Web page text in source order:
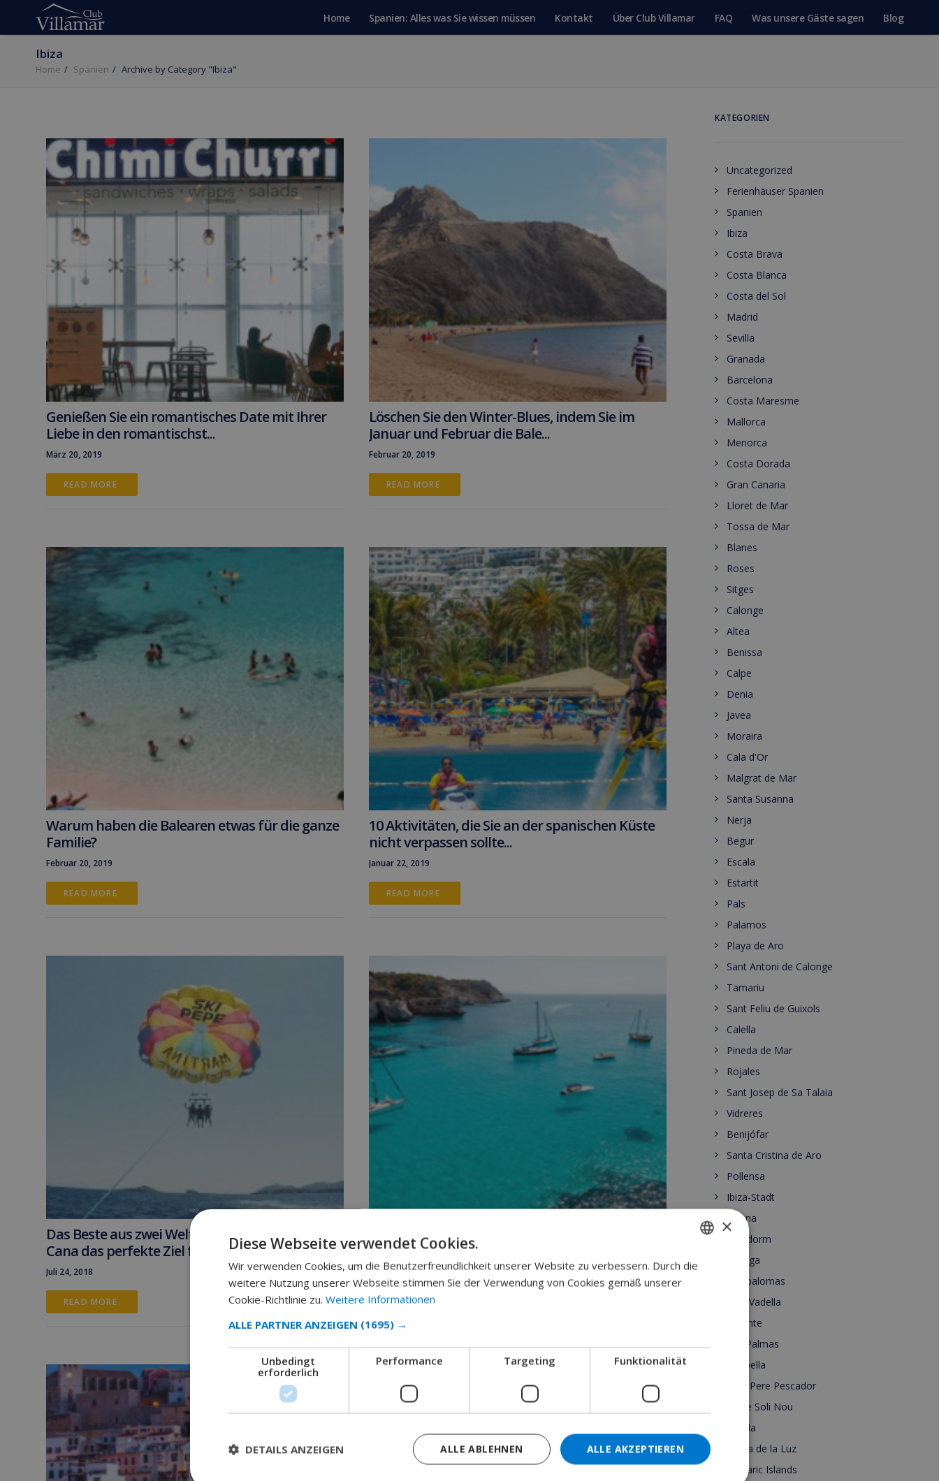
Home Spanien: Alles was Sie wissen müssen Kontakt Über Club Villamar FAQ Was unsere Gäste sagen Blog
Ibiza
Home Spanien Archive by Category "Ibiza"
Genießen Sie ein romantisches Date mit Ihrer
Liebe in den romantischst...
März 20, 2019
READ MORE
Löschen Sie den Winter-Blues, indem Sie im
Januar und Februar die Bale...
Februar 20, 2019
READ MORE
Warum haben die Balearen etwas für die ganze
Familie?
Februar 20, 2019
READ MORE
10 Aktivitäten, die Sie an der spanischen Küste
nicht verpassen sollte...
Januar 22, 2019
READ MORE
Das Beste aus zwei Welten: Warum Ibiza’s Es
Cana das perfekte Ziel für...
Juli 24, 2018
READ MORE
Bevorzugte Balearen als beliebtes Urlaubsziel
März 22, 2018
READ MORE
KATEGORIEN
Uncategorized
Ferienhäuser Spanien
Spanien
Ibiza
Costa Brava
Costa Blanca
Costa del Sol
Madrid
Sevilla
Granada
Barcelona
Costa Maresme
Mallorca
Menorca
Costa Dorada
Gran Canaria
Lloret de Mar
Tossa de Mar
Blanes
Roses
Sitges
Calonge
Altea
Benissa
Calpe
Denia
Javea
Moraira
Cala d'Or
Malgrat de Mar
Santa Susanna
Nerja
Begur
Escala
Estartit
Pals
Palamos
Playa de Aro
Sant Antoni de Calonge
Tamariu
Sant Feliu de Guixols
Calella
Pineda de Mar
Rojales
Sant Josep de Sa Talaia
Vidreres
Benijófar
Santa Cristina de Aro
Pollensa
Ibiza-Stadt
Girona
Benidorm
Malaga
Maspalomas
Cala Vadella
Alicante
Las Palmas
Marbella
Sant Pere Pescador
Torre Soli Nou
Ronda
Costa de la Luz
Balearic Islands
GERMAN
DUTCH
GERMAN
NORWEGIAN
×
Diese Webseite verwendet Cookies.
Wir verwenden Cookies, um die Benutzerfreundlichkeit unserer Website zu verbessern. Durch die
weitere Nutzung unserer Webseite stimmen Sie der Verwendung von Cookies gemäß unserer
Cookie-Richtlinie zu. Weitere Informationen
ALLE PARTNER ANZEIGEN (1695) →
Unbedingt
erforderlich
Performance Targeting Funktionalität
ALLE AKZEPTIEREN
ALLE ABLEHNEN
DETAILS ANZEIGEN